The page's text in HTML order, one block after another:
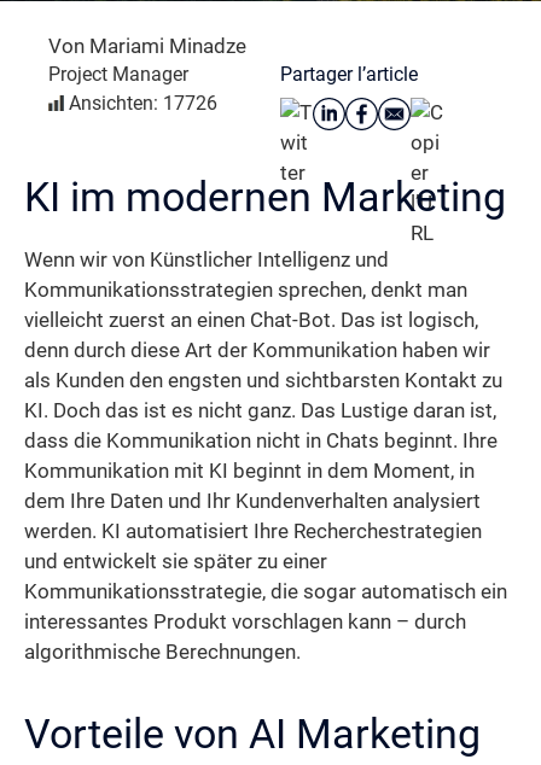
Von Mariami Minadze
Project Manager
Ansichten: 17726
Partager l’article
KI im modernen Marketing
Wenn wir von Künstlicher Intelligenz und
Kommunikationsstrategien sprechen, denkt man
vielleicht zuerst an einen Chat-Bot. Das ist logisch,
denn durch diese Art der Kommunikation haben wir
als Kunden den engsten und sichtbarsten Kontakt zu
KI. Doch das ist es nicht ganz. Das Lustige daran ist,
dass die Kommunikation nicht in Chats beginnt. Ihre
Kommunikation mit KI beginnt in dem Moment, in
dem Ihre Daten und Ihr Kundenverhalten analysiert
werden. KI automatisiert Ihre Recherchestrategien
und entwickelt sie später zu einer
Kommunikationsstrategie, die sogar automatisch ein
interessantes Produkt vorschlagen kann – durch
algorithmische Berechnungen.
Vorteile von AI Marketing